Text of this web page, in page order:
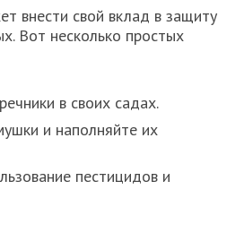
внести свой вклад в защиту
Вот несколько простых
в своих садах.
и наполняйте их
пестицидов и